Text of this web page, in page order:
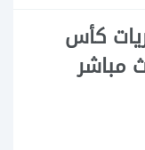
كأس
مباشر